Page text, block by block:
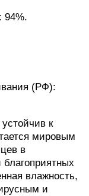
94%.
(РФ):
к
мировым
в
влажность,
и